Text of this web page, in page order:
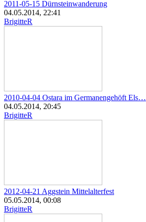
2011-05-15 Dürnsteinwanderung
04.05.2014, 22:41
BrigitteR
2010-04-04 Ostara im Germanengehöft Els…
04.05.2014, 20:45
BrigitteR
2012-04-21 Aggstein Mittelalterfest
05.05.2014, 00:08
BrigitteR